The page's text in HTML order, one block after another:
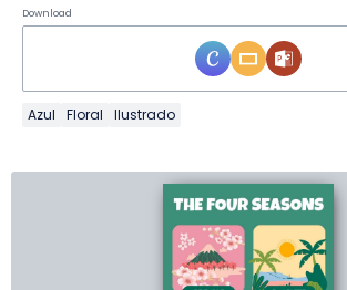
Download
Azul Floral Ilustrado